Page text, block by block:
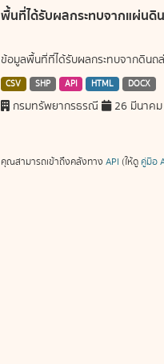
พื้นที่ได้รับผลกระทบจากแผ่นดิ
ข้อมูลพื้นที่ที่ได้รับผลกระทบจากดินถ
CSV SHP API HTML DOCX
กรมทรัพยากรธรณี 26 มีนาคม
คุณสามารถเข้าถึงคลังทาง API (ให้ดู คู่มือ